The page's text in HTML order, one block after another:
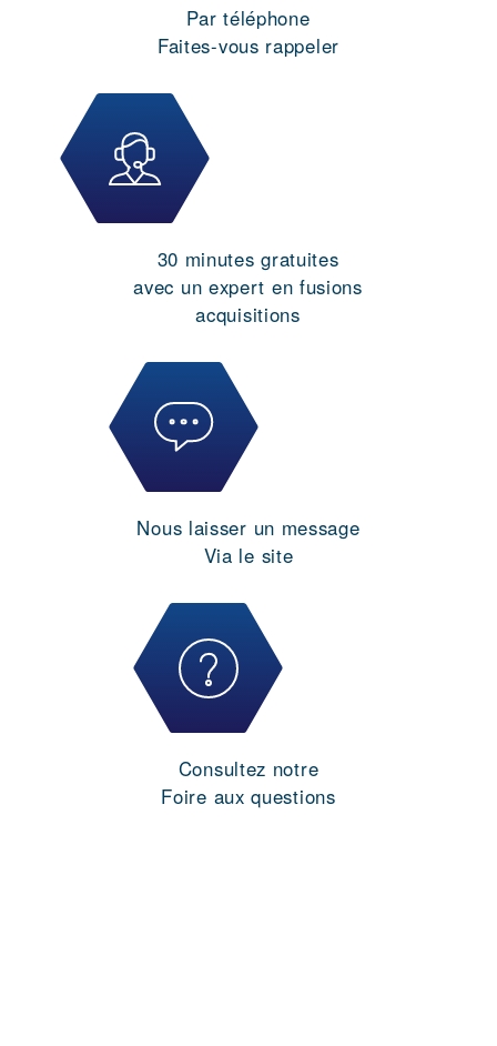
Par téléphone
Faites-vous rappeler
30 minutes gratuites
avec un expert en fusions
acquisitions
Nous laisser un message
Via le site
Consultez notre
Foire aux questions